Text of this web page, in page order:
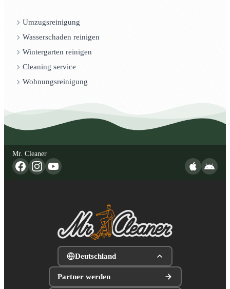
Umzugsreinigung
Wasserschaden reinigen
Wintergarten reinigen
Cleaning service
Wohnungsreinigung
Mr. Cleaner
Deutschland
Partner werden